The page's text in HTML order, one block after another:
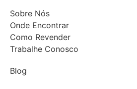
Sobre Nós
Onde Encontrar
Como Revender
Trabalhe Conosco
Blog